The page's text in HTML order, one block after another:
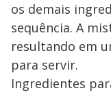
os demais
sequência. A
resultando em
para servir.
Ingredientes